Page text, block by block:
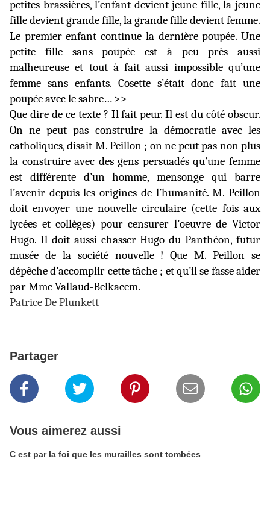
petites brassières, l’enfant devient jeune fille, la jeune
fille devient grande fille, la grande fille devient femme.
Le premier enfant continue la dernière poupée. Une
petite fille sans poupée est à peu près aussi
malheureuse et tout à fait aussi impossible qu’une
femme sans enfants. Cosette s’était donc fait une
poupée avec le sabre… >>
Que dire de ce texte ? Il fait peur. Il est du côté obscur.
On ne peut pas construire la démocratie avec les
catholiques, disait M. Peillon ; on ne peut pas non plus
la construire avec des gens persuadés qu’une femme
est différente d’un homme, mensonge qui barre
l’avenir depuis les origines de l’humanité. M. Peillon
doit envoyer une nouvelle circulaire (cette fois aux
lycées et collèges) pour censurer l’oeuvre de Victor
Hugo. Il doit aussi chasser Hugo du Panthéon, futur
musée de la société nouvelle ! Que M. Peillon se
dépêche d’accomplir cette tâche ; et qu’il se fasse aider
par Mme Vallaud-Belkacem.
Patrice De Plunkett
Partager
Vous aimerez aussi
C est par la foi que les murailles sont tombées